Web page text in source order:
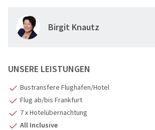
Birgit Knautz
UNSERE LEISTUNGEN
Bustransfere Flughafen/Hotel
Flug ab/bis Frankfurt
7 x Hotelübernachtung
All Inclusive